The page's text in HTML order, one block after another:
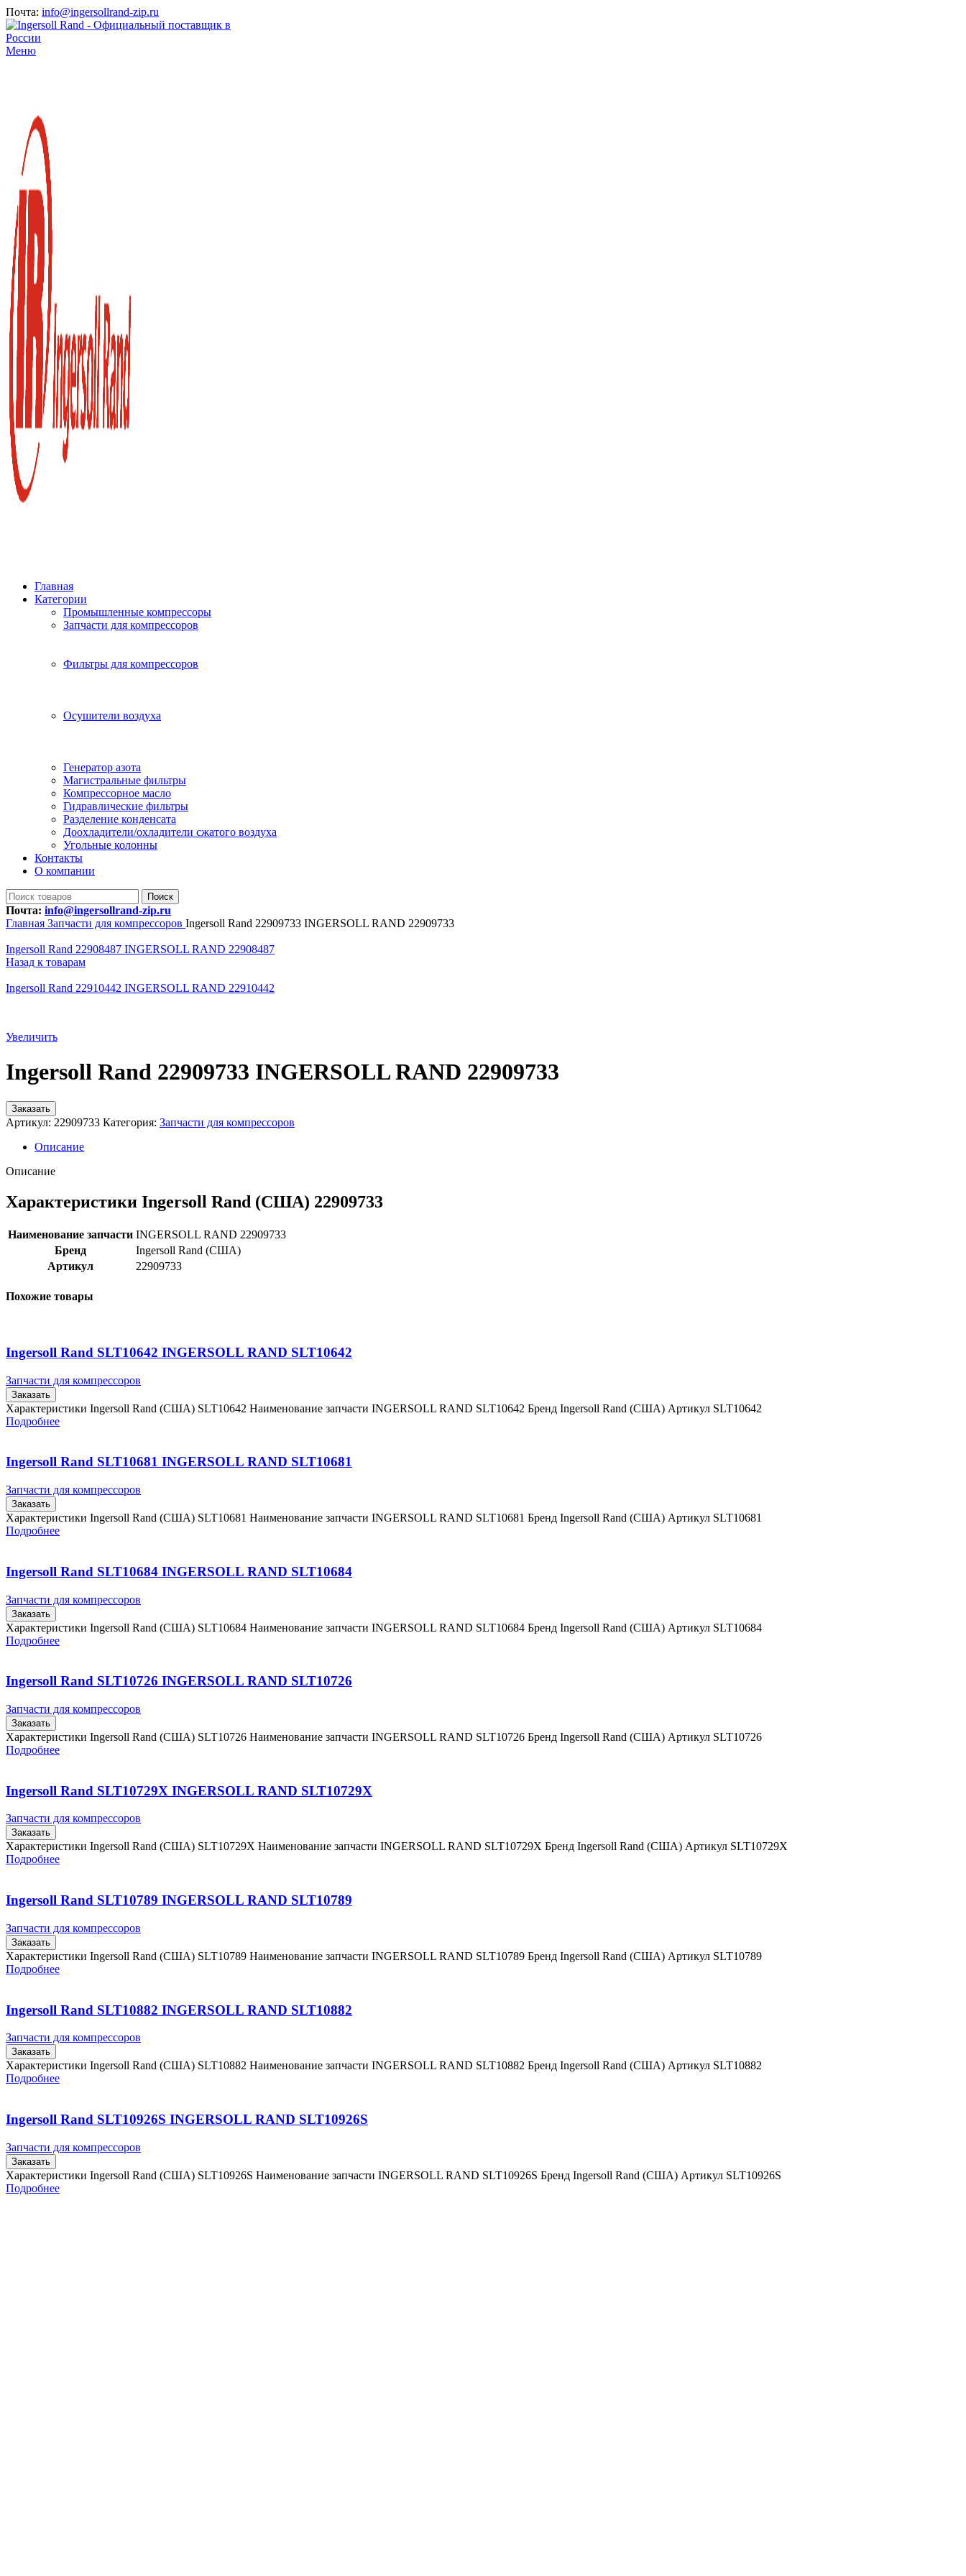
Почта: info@ingersollrand-zip.ru
Меню
Главная
Категории
Промышленные компрессоры
Запчасти для компрессоров
Фильтры для компрессоров
Осушители воздуха
Генератор азота
Магистральные фильтры
Компрессорное масло
Гидравлические фильтры
Разделение конденсата
Доохладители/охладители сжатого воздуха
Угольные колонны
Контакты
О компании
Поиск
Почта: info@ingersollrand-zip.ru
Главная Запчасти для компрессоров Ingersoll Rand 22909733 INGERSOLL RAND 22909733
Ingersoll Rand 22908487 INGERSOLL RAND 22908487
Назад к товарам
Ingersoll Rand 22910442 INGERSOLL RAND 22910442
Увеличить
Ingersoll Rand 22909733 INGERSOLL RAND 22909733
Заказать
Артикул: 22909733 Категория: Запчасти для компрессоров
Описание
Описание
Характеристики Ingersoll Rand (США) 22909733
Наименование запчасти INGERSOLL RAND 22909733
Бренд
Ingersoll Rand (США)
Артикул
22909733
Похожие товары
Ingersoll Rand SLT10642 INGERSOLL RAND SLT10642
Запчасти для компрессоров
Заказать
Характеристики Ingersoll Rand (США) SLT10642 Наименование запчасти INGERSOLL RAND SLT10642 Бренд Ingersoll Rand (США) Артикул SLT10642
Подробнее
Ingersoll Rand SLT10681 INGERSOLL RAND SLT10681
Запчасти для компрессоров
Заказать
Характеристики Ingersoll Rand (США) SLT10681 Наименование запчасти INGERSOLL RAND SLT10681 Бренд Ingersoll Rand (США) Артикул SLT10681
Подробнее
Ingersoll Rand SLT10684 INGERSOLL RAND SLT10684
Запчасти для компрессоров
Заказать
Характеристики Ingersoll Rand (США) SLT10684 Наименование запчасти INGERSOLL RAND SLT10684 Бренд Ingersoll Rand (США) Артикул SLT10684
Подробнее
Ingersoll Rand SLT10726 INGERSOLL RAND SLT10726
Запчасти для компрессоров
Заказать
Характеристики Ingersoll Rand (США) SLT10726 Наименование запчасти INGERSOLL RAND SLT10726 Бренд Ingersoll Rand (США) Артикул SLT10726
Подробнее
Ingersoll Rand SLT10729X INGERSOLL RAND SLT10729X
Запчасти для компрессоров
Заказать
Характеристики Ingersoll Rand (США) SLT10729X Наименование запчасти INGERSOLL RAND SLT10729X Бренд Ingersoll Rand (США) Артикул SLT10729X
Подробнее
Ingersoll Rand SLT10789 INGERSOLL RAND SLT10789
Запчасти для компрессоров
Заказать
Характеристики Ingersoll Rand (США) SLT10789 Наименование запчасти INGERSOLL RAND SLT10789 Бренд Ingersoll Rand (США) Артикул SLT10789
Подробнее
Ingersoll Rand SLT10882 INGERSOLL RAND SLT10882
Запчасти для компрессоров
Заказать
Характеристики Ingersoll Rand (США) SLT10882 Наименование запчасти INGERSOLL RAND SLT10882 Бренд Ingersoll Rand (США) Артикул SLT10882
Подробнее
Ingersoll Rand SLT10926S INGERSOLL RAND SLT10926S
Запчасти для компрессоров
Заказать
Характеристики Ingersoll Rand (США) SLT10926S Наименование запчасти INGERSOLL RAND SLT10926S Бренд Ingersoll Rand (США) Артикул SLT10926S
Подробнее